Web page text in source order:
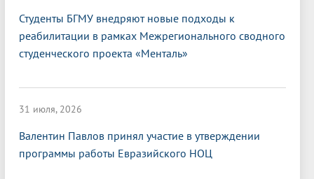
Студенты БГМУ внедряют новые подходы к
реабилитации в рамках Межрегионального сводного
студенческого проекта «Менталь»
31 июля, 2026
Валентин Павлов принял участие в утверждении
программы работы Евразийского НОЦ